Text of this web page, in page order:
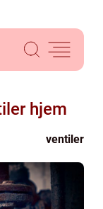
hjem
ventiler